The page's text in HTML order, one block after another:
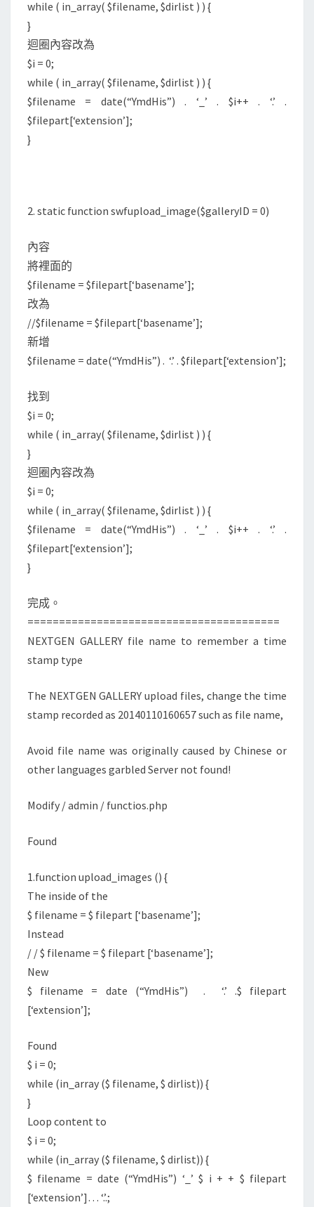
while ( in_array( $filename, $dirlist ) ) {
}
迴圈內容改為
$i = 0;
while ( in_array( $filename, $dirlist ) ) {
$filename = date(“YmdHis”) . ‘_’ . $i++ . ‘.’ .
$filepart[‘extension’];
}
2. static function swfupload_image($galleryID = 0)
內容
將裡面的
$filename = $filepart[‘basename’];
改為
//$filename = $filepart[‘basename’];
新增
$filename = date(“YmdHis”) . ‘.’ . $filepart[‘extension’];
找到
$i = 0;
while ( in_array( $filename, $dirlist ) ) {
}
迴圈內容改為
$i = 0;
while ( in_array( $filename, $dirlist ) ) {
$filename = date(“YmdHis”) . ‘_’ . $i++ . ‘.’ .
$filepart[‘extension’];
}
完成。
========================================
NEXTGEN GALLERY file name to remember a time
stamp type
The NEXTGEN GALLERY upload files, change the time
stamp recorded as 20140110160657 such as file name,
Avoid file name was originally caused by Chinese or
other languages ​​garbled Server not found!
Modify / admin / functios.php
Found
1.function upload_images () {
The inside of the
$ filename = $ filepart [‘basename’];
Instead
/ / $ filename = $ filepart [‘basename’];
New
$ filename = date (“YmdHis”) . ‘.’ .$ filepart
[‘extension’];
Found
$ i = 0;
while (in_array ($ filename, $ dirlist)) {
}
Loop content to
$ i = 0;
while (in_array ($ filename, $ dirlist)) {
$ filename = date (“YmdHis”) ‘_’ $ i + + $ filepart
[‘extension’]… ‘.’.;